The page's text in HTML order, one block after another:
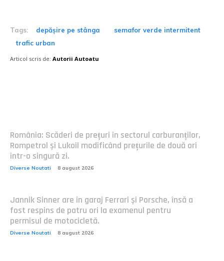
Tags: depășire pe stânga
semafor verde intermitent
trafic urban
Articol scris de: Autorii Autoatu
România: Scăderi de prețuri în sectorul carburanților,
Rompetrol și Lukoil modificând prețurile de două ori
într-o singură zi.
Diverse Noutati 8 august 2026
Jannik Sinner are în garaj Ferrari și Porsche, însă a
fost respins de patru ori la examenul pentru
permisul de motocicletă.
Diverse Noutati 8 august 2026